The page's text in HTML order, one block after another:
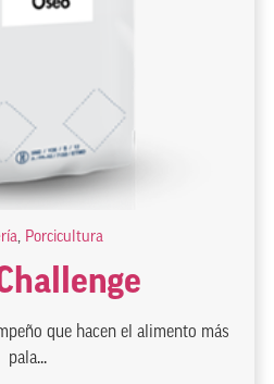
, Porcicultura
que hacen el alimento más
pala...